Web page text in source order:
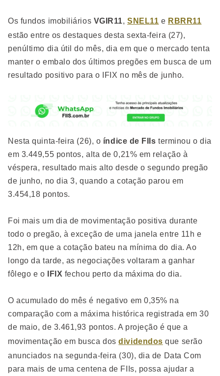
Os fundos imobiliários VGIR11,SNEL11 e RBRR11
estão entre os destaques desta sexta-feira (27),
penúltimo dia útil do mês, dia em que o mercado tenta
manter o embalo dos últimos pregões em busca de um
resultado positivo para o IFIX no mês de junho.
Nesta quinta-feira (26), o índice de FIIsterminou o dia
em 3.449,55 pontos, alta de 0,21% em relação à
véspera, resultado mais alto desde o segundo pregão
de junho, no dia 3, quando a cotação parou em
3.454,18 pontos.
Foi mais um dia de movimentação positiva durante
todo o pregão, à exceção de uma janela entre 11h e
12h, em que a cotação bateu na mínima do dia. Ao
longo da tarde, as negociações voltaram a ganhar
fôlego e o
IFIX fechou perto da máxima do dia.
O acumulado do mês é negativo em 0,35% na
comparação com a máxima histórica registrada em 30
de maio, de 3.461,93 pontos. A projeção é que a
movimentação em busca dosdividendos que serão
anunciados na segunda-feira (30), dia de Data Com
para mais de uma centena de FIIs, possa ajudar a